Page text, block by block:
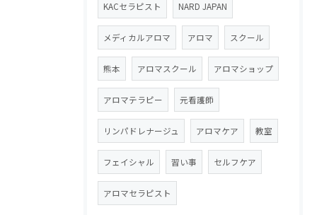
KACセラピスト NARD JAPAN
メディカルアロマ アロマ スクール
熊本 アロマスクール アロマショップ
アロマテラピー 元看護師
リンパドレナージュ アロマケア 教室
フェイシャル 習い事 セルフケア
アロマセラピスト